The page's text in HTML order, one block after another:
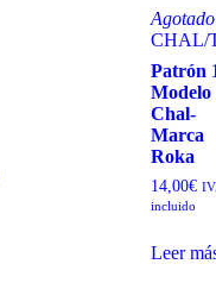
Agotado
CHAL/
Patrón
Modelo
Chal-
Marca
Roka
14,00€
incluido
Leer